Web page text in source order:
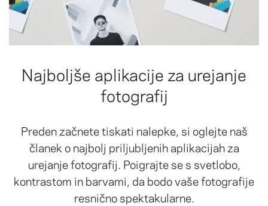
Najboljše aplikacije za urejanje
fotografij
Preden začnete tiskati nalepke, si oglejte naš
članek o najbolj priljubljenih aplikacijah za
urejanje fotografij. Poigrajte se s svetlobo,
kontrastom in barvami, da bodo vaše fotografije
resnično spektakularne.